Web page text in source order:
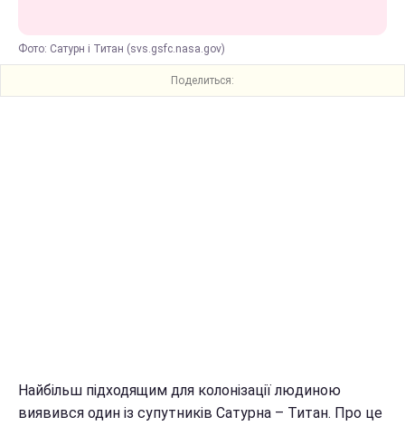
Фото: Сатурн і Титан (svs.gsfc.nasa.gov)
Поделиться:
Найбільш підходящим для колонізації людиною
виявився один із супутників Сатурна – Титан. Про це